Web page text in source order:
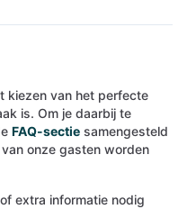
kiezen van het perfecte
is. Om je daarbij te
FAQ-sectie samengesteld
onze gasten worden
extra informatie nodig